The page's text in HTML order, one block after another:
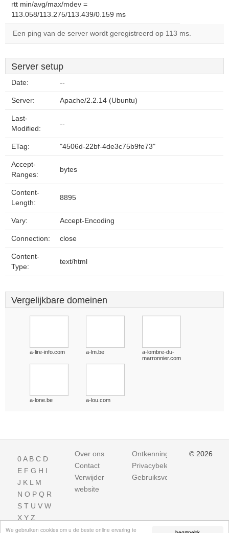
We gebruiken cookies om u de beste online ervaring te
rtt min/avg/max/mdev =
113.058/113.275/113.439/0.159 ms
Een ping van de server wordt geregistreerd op 113 ms.
Server setup
Date: --
Server: Apache/2.2.14 (Ubuntu)
Last-
Modified:
--
ETag: "4506d-22bf-4de3c75b9fe73"
Accept-
Ranges:
bytes
Content-
Length:
8895
Vary: Accept-Encoding
Connection: close
Content-
Type:
text/html
Vergelijkbare domeinen
a-lire-info.com a-lm.be
a-lombre-du-
marronnier.com
a-lone.be a-lou.com
0A B C D
E F G H I
J K L M
N O P Q R
S T U V W
X Y Z
Over ons
Contact
Verwijder
website
Ontkenning
Privacybeleid
Gebruiksvoorwaarden
© 2026